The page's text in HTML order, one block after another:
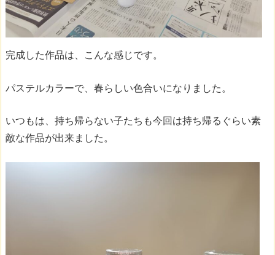
完成した作品は、こんな感じです。
パステルカラーで、春らしい色合いになりました。
いつもは、持ち帰らない子たちも今回は持ち帰るぐらい素
敵な作品が出来ました。